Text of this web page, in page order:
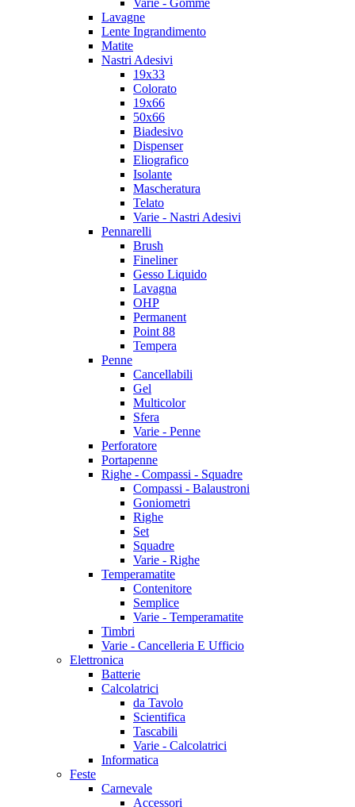
Varie - Gomme
Lavagne
Lente Ingrandimento
Matite
Nastri Adesivi
19x33
Colorato
19x66
50x66
Biadesivo
Dispenser
Eliografico
Isolante
Mascheratura
Telato
Varie - Nastri Adesivi
Pennarelli
Brush
Fineliner
Gesso Liquido
Lavagna
OHP
Permanent
Point 88
Tempera
Penne
Cancellabili
Gel
Multicolor
Sfera
Varie - Penne
Perforatore
Portapenne
Righe - Compassi - Squadre
Compassi - Balaustroni
Goniometri
Righe
Set
Squadre
Varie - Righe
Temperamatite
Contenitore
Semplice
Varie - Temperamatite
Timbri
Varie - Cancelleria E Ufficio
Elettronica
Batterie
Calcolatrici
da Tavolo
Scientifica
Tascabili
Varie - Calcolatrici
Informatica
Feste
Carnevale
Accessori